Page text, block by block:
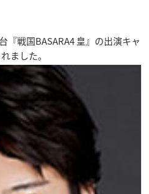
『戦国BASARA4 皇』の出演キャ
ました。